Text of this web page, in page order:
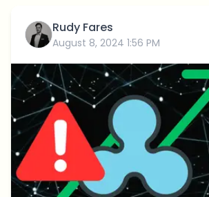
Rudy Fares
August 8, 2024 1:56 PM